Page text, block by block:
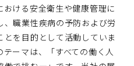
ける安全衛生や健康管理に
職業性疾病の予防および労
を目的として活動していま
ーマは、「すべての働く人